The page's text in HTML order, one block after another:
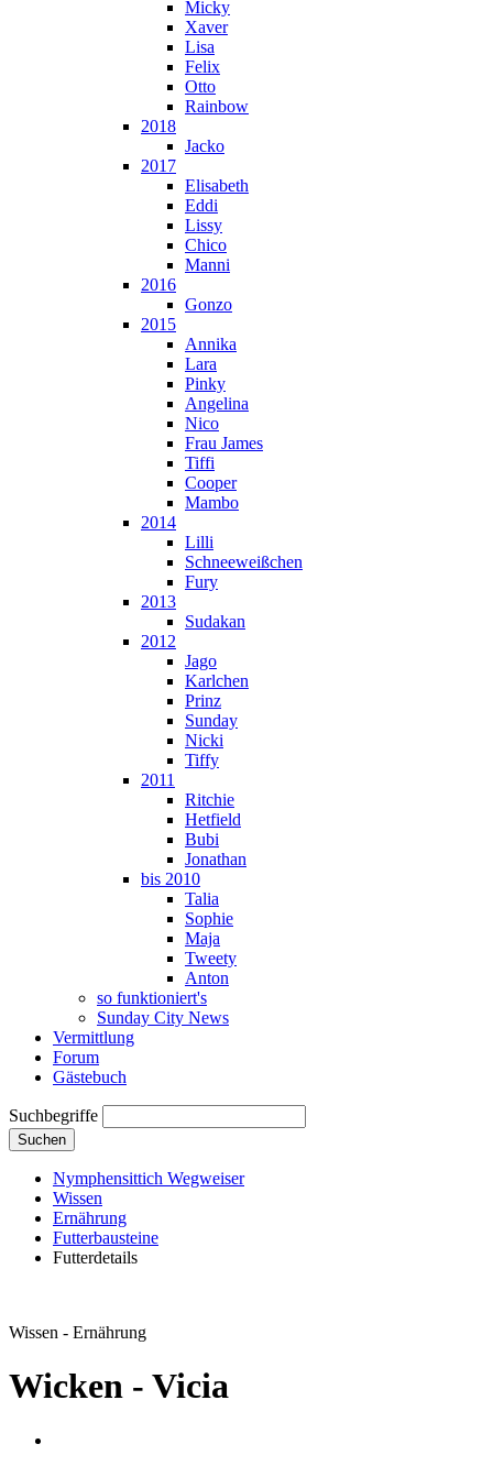
Micky
Xaver
Lisa
Felix
Otto
Rainbow
2018
Jacko
2017
Elisabeth
Eddi
Lissy
Chico
Manni
2016
Gonzo
2015
Annika
Lara
Pinky
Angelina
Nico
Frau James
Tiffi
Cooper
Mambo
2014
Lilli
Schneeweißchen
Fury
2013
Sudakan
2012
Jago
Karlchen
Prinz
Sunday
Nicki
Tiffy
2011
Ritchie
Hetfield
Bubi
Jonathan
bis 2010
Talia
Sophie
Maja
Tweety
Anton
so funktioniert's
Sunday City News
Vermittlung
Forum
Gästebuch
Suchbegriffe
Suchen
Nymphensittich Wegweiser
Wissen
Ernährung
Futterbausteine
Futterdetails
Wissen - Ernährung
Wicken - Vicia